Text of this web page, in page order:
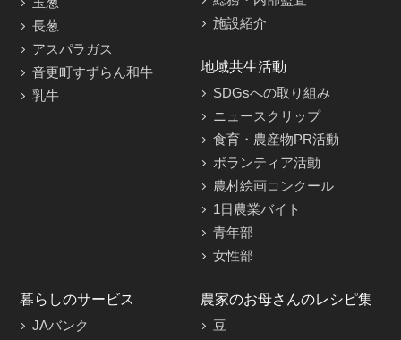
長葱
アスパラガス
音更町すずらん和牛
乳牛
施設紹介
地域共生活動
SDGsへの取り組み
ニュースクリップ
食育・農産物PR活動
ボランティア活動
農村絵画コンクール
1日農業バイト
青年部
女性部
暮らしのサービス
JAバンク
農家のお母さんのレシピ集
豆